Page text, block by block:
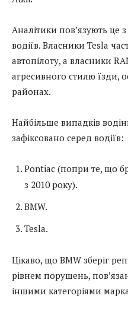
Аналітики пов’язують це
водіїв. Власники Tesla
автопілоту, а власники
агресивного стилю їзди,
районах.
Найбільше випадків
зафіксовано серед водіїв:
Pontiac (попри те, що
з 2010 року).
BMW.
Tesla.
Цікаво, що BMW зберіг
рівнем порушень,
іншими категоріями